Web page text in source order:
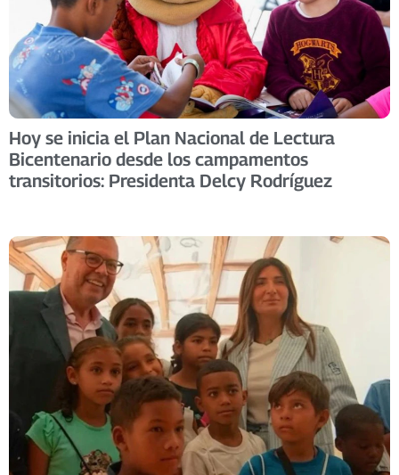
Hoy se inicia el Plan Nacional de Lectura
Bicentenario desde los campamentos
transitorios: Presidenta Delcy Rodríguez